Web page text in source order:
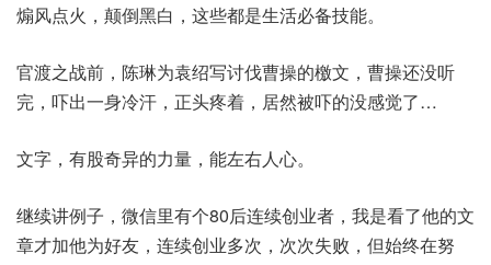
煽风点火，颠倒黑白，这些都是生活必备技能。
官渡之战前，陈琳为袁绍写讨伐曹操的檄文，曹操还没听
完，吓出一身冷汗，正头疼着，居然被吓的没感觉了…
文字，有股奇异的力量，能左右人心。
继续讲例子，微信里有个80后连续创业者，我是看了他的文
章才加他为好友，连续创业多次，次次失败，但始终在努